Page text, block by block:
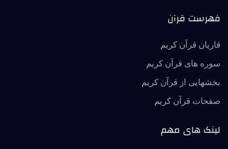
فهرست قرآن
قاریان قرآن کریم
سوره های قرآن کریم
بخشهایی از قرآن کریم
صفحات قرآن کریم
لینک های مهم